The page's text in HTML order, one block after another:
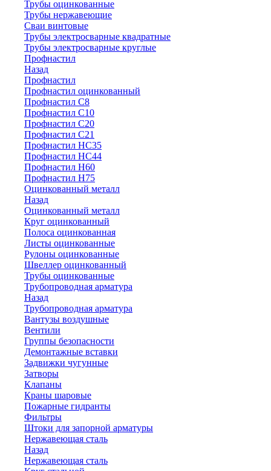
Трубы оцинкованные
Трубы нержавеющие
Сваи винтовые
Трубы электросварные квадратные
Трубы электросварные круглые
Профнастил
Назад
Профнастил
Профнастил оцинкованный
Профнастил С8
Профнастил С10
Профнастил С20
Профнастил С21
Профнастил НС35
Профнастил НС44
Профнастил Н60
Профнастил Н75
Оцинкованный металл
Назад
Оцинкованный металл
Круг оцинкованный
Полоса оцинкованная
Листы оцинкованные
Рулоны оцинкованные
Швеллер оцинкованный
Трубы оцинкованные
Трубопроводная арматура
Назад
Трубопроводная арматура
Вантузы воздушные
Вентили
Группы безопасности
Демонтажные вставки
Задвижки чугунные
Затворы
Клапаны
Краны шаровые
Пожарные гидранты
Фильтры
Штоки для запорной арматуры
Нержавеющая сталь
Назад
Нержавеющая сталь